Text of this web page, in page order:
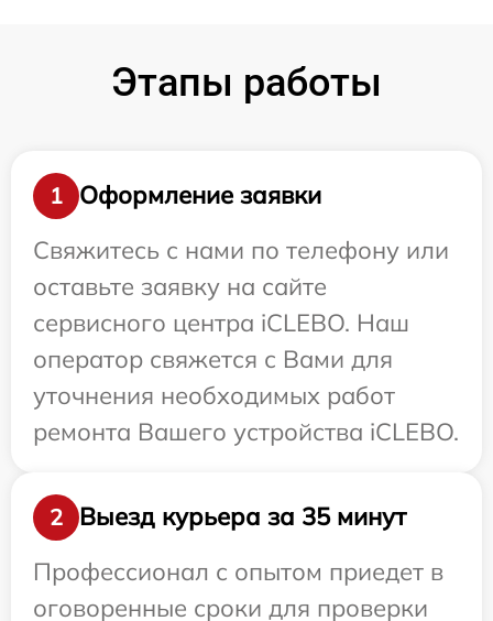
Этапы работы
1
Оформление заявки
Свяжитесь с нами по телефону или
оставьте заявку на сайте
сервисного центра iCLEBO. Наш
оператор свяжется с Вами для
уточнения необходимых работ
ремонта Вашего устройства iCLEBO.
2
Выезд курьера за 35 минут
Профессионал с опытом приедет в
оговоренные сроки для проверки